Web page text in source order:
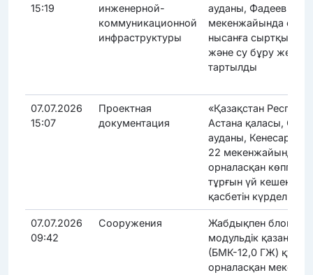
15:19
инженерной-
коммуникационной
инфраструктуры
ауданы, Фадеев
мекенжайында
нысанға сыртқы су
және су бұру
тартылды
07.07.2026
15:07
Проектная
документация
«Қазақстан
Астана қаласы,
ауданы, Кенесары
22 мекенжайында
орналасқан
тұрғын үй кешенінің
қасбетін күрделі
07.07.2026
09:42
Сооружения
Жабдықпен
модульдік қазандық
(БМК-12,0 ГЖ)
орналасқан